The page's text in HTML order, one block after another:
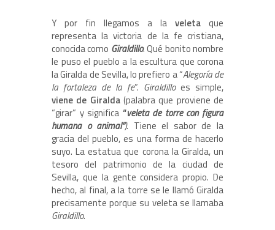
Y por fin llegamos a la veleta que
representa la victoria de la fe cristiana,
conocida como Giraldillo. Qué bonito nombre
le puso el pueblo a la escultura que corona
la Giralda de Sevilla, lo prefiero a “Alegoría de
la fortaleza de la fe”. Giraldilloes simple,
viene de Giralda(palabra que proviene de
“girar” y significa “veleta de torre con figura
humana o animal”). Tiene el sabor de la
gracia del pueblo, es una forma de hacerlo
suyo. La estatua que corona la Giralda, un
tesoro del patrimonio de la ciudad de
Sevilla, que la gente considera propio. De
hecho, al final, a la torre se le llamó Giralda
precisamente porque su veleta se llamaba
Giraldillo.